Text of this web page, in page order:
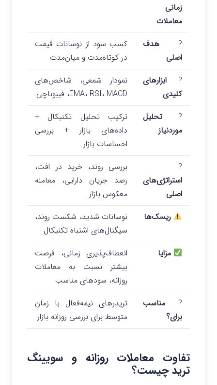
زمانی
معاملات
? هدف
اصلی
کسب سود از نوسانات قیمت
در کوتاه‌مدت و میان‌مدت
? ابزارهای
کلیدی
نمودار شمعی، شاخص‌های
EMA، RSI، MACD، فیبوناچی
? تحلیل
موردنیاز
ترکیب تحلیل تکنیکال +
داده‌های بازار + بررسی
احساسات بازار
?
استراتژی‌های
اصلی
بررسی روند، خرید در افت،
رصد جریان دارایی، معامله
معکوس بازار
ریسک‌ها
نوسانات شدید، شکست روند،
سیگنال‌های اشتباه تکنیکال
مزایا
انعطاف‌پذیری زمانی، فرصت
بیشتر نسبت به معاملات
روزانه، سودهای مناسب
? مناسب
برای؟
تریدرهای نیمه‌فعال با زمان
متوسط برای بررسی روزانه بازار
تفاوت معاملات روزانه و سویینگ
ترید چیست؟